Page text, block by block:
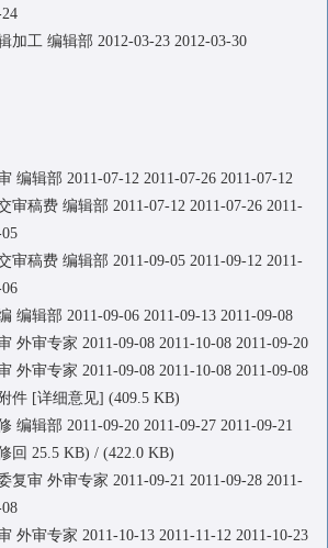
加工 编辑部 2012-03-23 2012-03-30
编辑部 2011-07-12 2011-07-26 2011-07-12
审稿费 编辑部 2011-07-12 2011-07-26 2011-
审稿费 编辑部 2011-09-05 2011-09-12 2011-
编辑部 2011-09-06 2011-09-13 2011-09-08
外审专家 2011-09-08 2011-10-08 2011-09-20
外审专家 2011-09-08 2011-10-08 2011-09-08
件 [详细意见] (409.5 KB)
编辑部 2011-09-20 2011-09-27 2011-09-21
回 25.5 KB) / (422.0 KB)
复审 外审专家 2011-09-21 2011-09-28 2011-
外审专家 2011-10-13 2011-11-12 2011-10-23